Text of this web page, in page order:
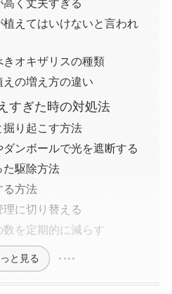
く丈夫すぎる
植えてはいけないと言われ
オキザリスの種類
の増え方の違い
すぎた時の対処法
り起こす方法
ダンボールで光を遮断する
た駆除方法
る方法
に切り替える
を定期的に減らす
と見る